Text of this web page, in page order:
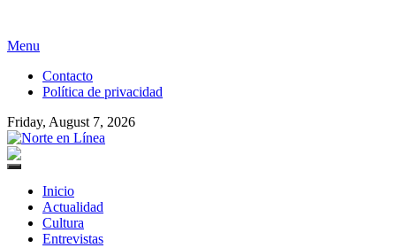
Skip
content
Menu
Contacto
Política de privacidad
Friday, August 7, 2026
Norte en Línea
Primary
Inicio
Actualidad
Cultura
Entrevistas